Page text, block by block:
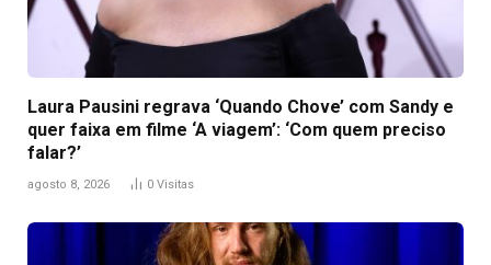
Laura Pausini regrava ‘Quando Chove’ com Sandy e
quer faixa em filme ‘A viagem’: ‘Com quem preciso
falar?’
agosto 8, 2026 0 Visitas